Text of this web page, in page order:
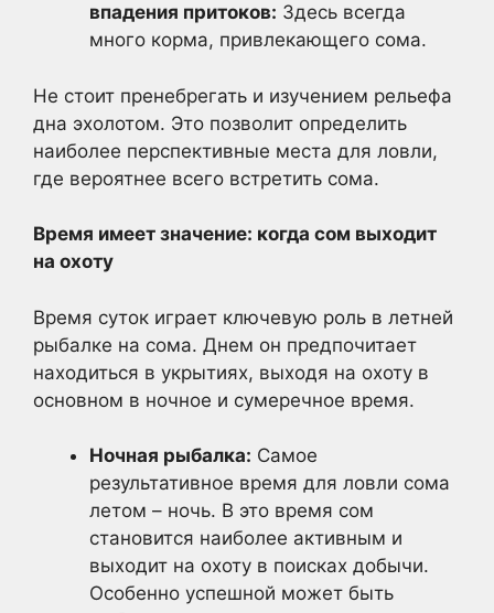
впадения притоков: Здесь всегда
много корма, привлекающего сома.
Не стоит пренебрегать и изучением рельефа
дна эхолотом. Это позволит определить
наиболее перспективные места для ловли,
где вероятнее всего встретить сома.
Время имеет значение: когда сом выходит
на охоту
Время суток играет ключевую роль в летней
рыбалке на сома. Днем он предпочитает
находиться в укрытиях, выходя на охоту в
основном в ночное и сумеречное время.
Ночная рыбалка: Самое
результативное время для ловли сома
летом – ночь. В это время сом
становится наиболее активным и
выходит на охоту в поисках добычи.
Особенно успешной может быть